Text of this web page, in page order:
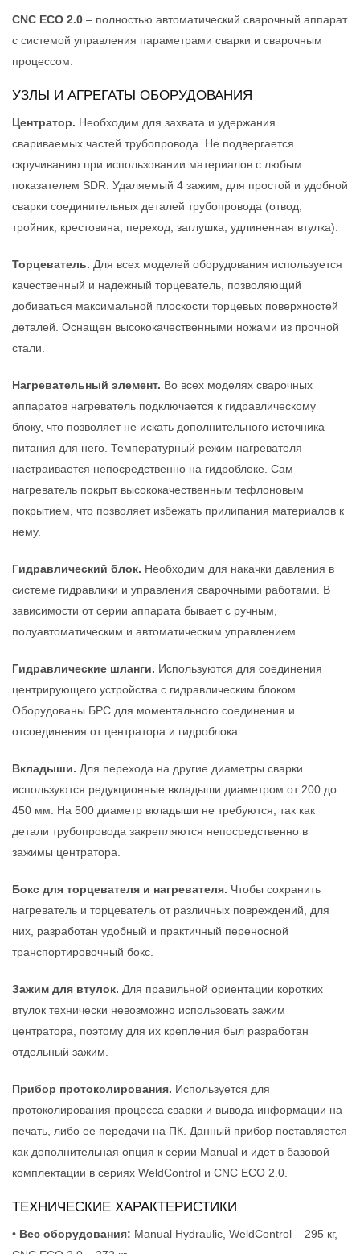
CNC ECO 2.0 – полностью автоматический сварочный аппарат
с системой управления параметрами сварки и сварочным
процессом.
УЗЛЫ И АГРЕГАТЫ ОБОРУДОВАНИЯ
Центратор. Необходим для захвата и удержания
свариваемых частей трубопровода. Не подвергается
скручиванию при использовании материалов с любым
показателем SDR. Удаляемый 4 зажим, для простой и удобной
сварки соединительных деталей трубопровода (отвод,
тройник, крестовина, переход, заглушка, удлиненная втулка).
Торцеватель. Для всех моделей оборудования используется
качественный и надежный торцеватель, позволяющий
добиваться максимальной плоскости торцевых поверхностей
деталей. Оснащен высококачественными ножами из прочной
стали.
Нагревательный элемент. Во всех моделях сварочных
аппаратов нагреватель подключается к гидравлическому
блоку, что позволяет не искать дополнительного источника
питания для него. Температурный режим нагревателя
настраивается непосредственно на гидроблоке. Сам
нагреватель покрыт высококачественным тефлоновым
покрытием, что позволяет избежать прилипания материалов к
нему.
Гидравлический блок. Необходим для накачки давления в
системе гидравлики и управления сварочными работами. В
зависимости от серии аппарата бывает с ручным,
полуавтоматическим и автоматическим управлением.
Гидравлические шланги. Используются для соединения
центрирующего устройства с гидравлическим блоком.
Оборудованы БРС для моментального соединения и
отсоединения от центратора и гидроблока.
Вкладыши. Для перехода на другие диаметры сварки
используются редукционные вкладыши диаметром от 200 до
450 мм. На 500 диаметр вкладыши не требуются, так как
детали трубопровода закрепляются непосредственно в
зажимы центратора.
Бокс для торцевателя и нагревателя. Чтобы сохранить
нагреватель и торцеватель от различных повреждений, для
них, разработан удобный и практичный переносной
транспортировочный бокс.
Зажим для втулок. Для правильной ориентации коротких
втулок технически невозможно использовать зажим
центратора, поэтому для их крепления был разработан
отдельный зажим.
Прибор протоколирования. Используется для
протоколирования процесса сварки и вывода информации на
печать, либо ее передачи на ПК. Данный прибор поставляется
как дополнительная опция к серии Manual и идет в базовой
комплектации в сериях WeldControl и CNC ECO 2.0.
ТЕХНИЧЕСКИЕ ХАРАКТЕРИСТИКИ
• Вес оборудования: Manual Hydraulic, WeldControl – 295 кг,